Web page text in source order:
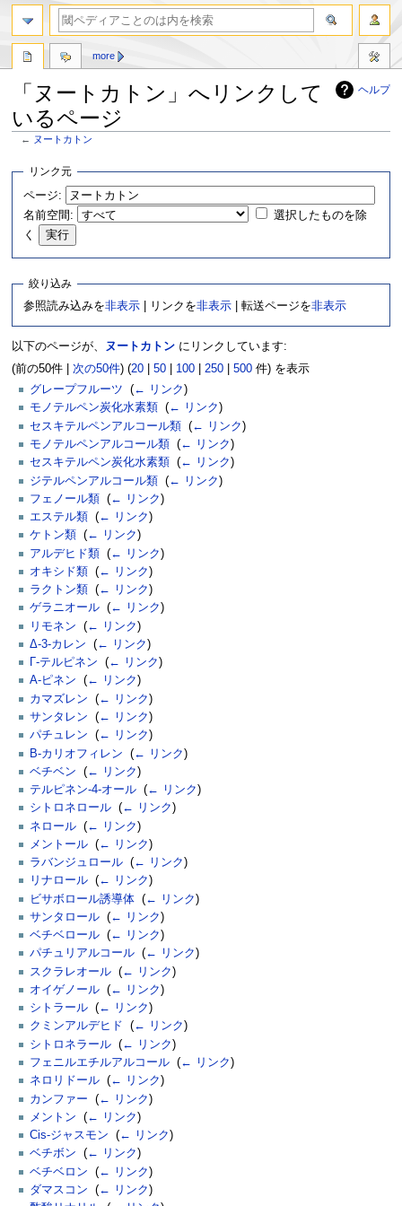
ヘルプ
「ヌートカトン」へリンクして
いるページ
← ヌートカトン
に
リンク元
ページ:
名前空間:
選択したものを除
く
絞り込み
参照読み込みを非表示 | リンクを非表示 | 転送ページを非表示
以下のページが、 ヌートカトンにリンクしています:
(前の50件 | 次の50件) (20| 50| 100| 250| 500件) を表示
グレープフルーツ
(← リンク )
モノテルペン炭化水素類
(← リンク )
セスキテルペンアルコール類 (← リンク)
モノテルペンアルコール類
(← リンク )
セスキテルペン炭化水素類
(← リンク )
ジテルペンアルコール類 (← リンク)
フェノール類 (← リンク)
エステル類
(← リンク )
ケトン類
(← リンク )
アルデヒド類 (← リンク)
オキシド類 (← リンク)
ラクトン類
(← リンク )
ゲラニオール (← リンク )
リモネン
(← リンク)
Δ-3-カレン
(← リンク )
Γ-テルピネン
(← リンク )
Α-ピネン
(← リンク )
カマズレン
(← リンク)
サンタレン
(← リンク )
パチュレン
(← リンク )
Β-カリオフィレン
(← リンク)
ベチベン
(← リンク)
テルピネン-4-オール (← リンク )
シトロネロール (← リンク )
ネロール (← リンク)
メントール (← リンク)
ラバンジュロール (← リンク )
リナロール (← リンク )
ビサボロール誘導体 (← リンク)
サンタロール (← リンク)
ベチベロール (← リンク )
パチュリアルコール (← リンク )
スクラレオール (← リンク)
オイゲノール (← リンク )
シトラール (← リンク )
クミンアルデヒド
(← リンク )
シトロネラール (← リンク)
フェニルエチルアルコール (← リンク )
ネロリドール (← リンク )
カンファー
(← リンク)
メントン
(← リンク)
Cis-ジャスモン
(← リンク )
ベチボン
(← リンク )
ベチベロン
(← リンク)
ダマスコン
(← リンク)
more